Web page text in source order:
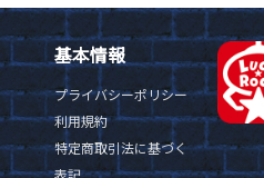
基本情報
プライバシーポリシー
利用規約
特定商取引法に基づく
表記